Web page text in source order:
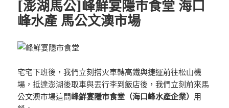
[澎湖馬公]峰鮮宴隱市食堂 海口
峰水產 馬公文澳市場
宅宅下班後，我們立刻搭火車轉高鐵與捷運前往松山機
場，抵達澎湖後取車與丟行李到飯店後，我們立刻前來馬
公文澳市場這間峰鮮宴隱市食堂（海口峰水產企業） 用